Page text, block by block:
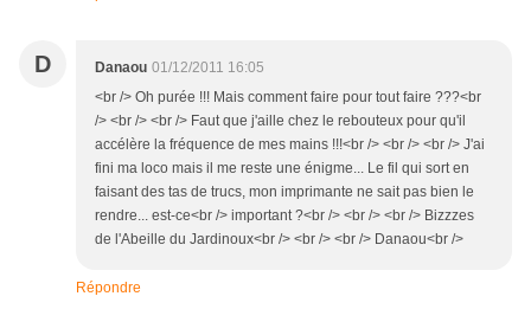
D Danaou 01/12/2011 16:05
<br /> Oh purée !!! Mais comment faire pour tout faire ???<br
/> <br /> <br /> Faut que j'aille chez le rebouteux pour qu'il
accélère la fréquence de mes mains !!!<br /> <br /> <br /> J'ai
fini ma loco mais il me reste une énigme... Le fil qui sort en
faisant des tas de trucs, mon imprimante ne sait pas bien le
rendre... est-ce<br /> important ?<br /> <br /> <br /> Bizzzes
de l'Abeille du Jardinoux<br /> <br /> <br /> Danaou<br />
Répondre